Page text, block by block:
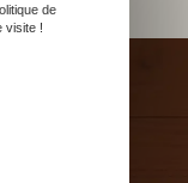
de
visite !